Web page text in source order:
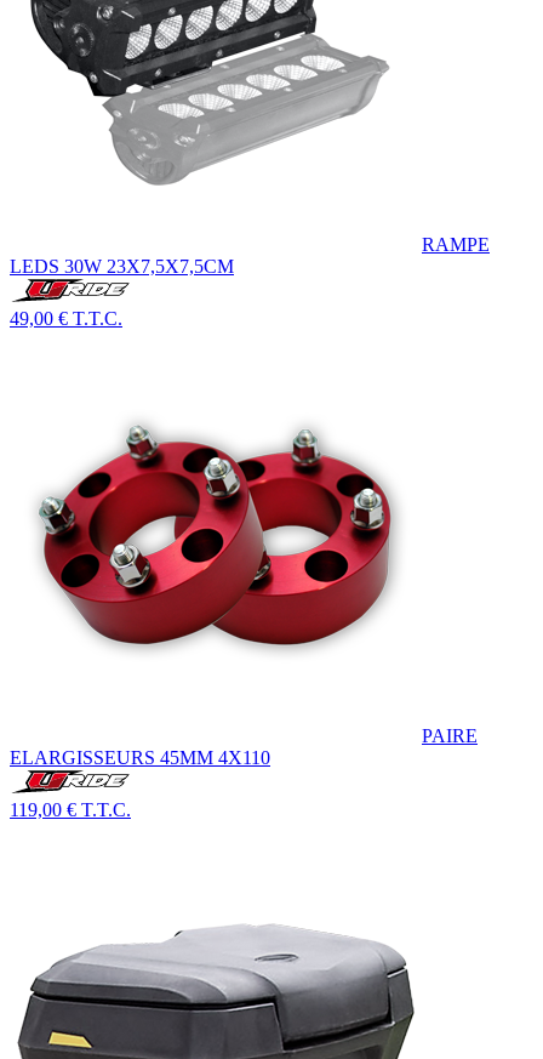
RAMPE
LEDS 30W 23X7,5X7,5CM
49,00 € T.T.C.
PAIRE
ELARGISSEURS 45MM 4X110
119,00 € T.T.C.